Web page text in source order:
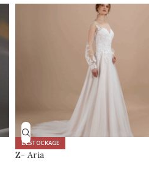
DÉSTOCKAGE
Z- Aria